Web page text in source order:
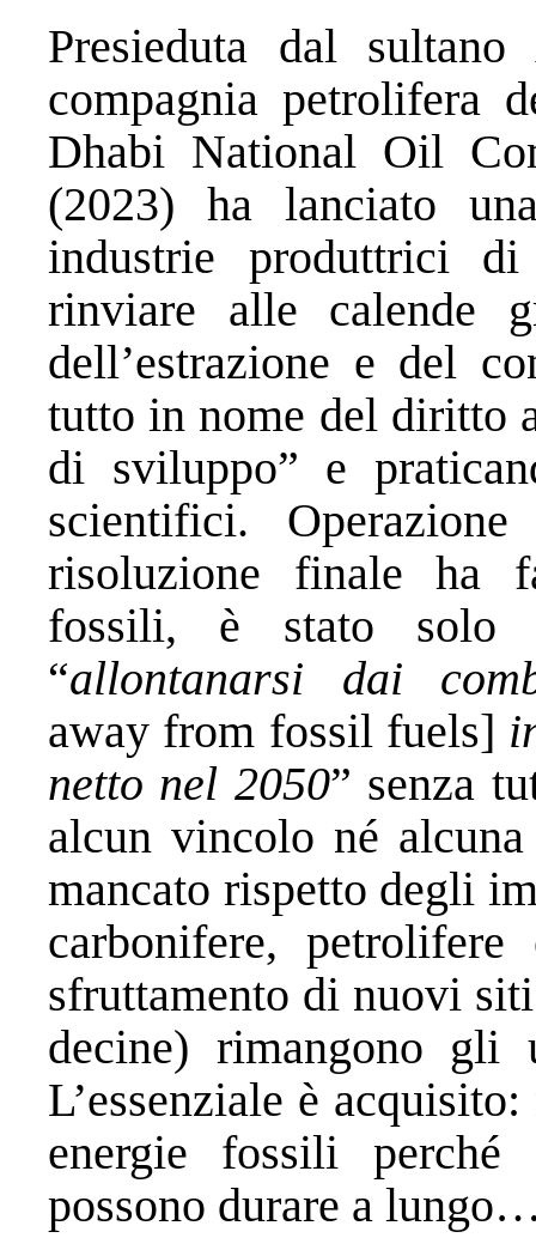
Presieduta dal
compagnia petrolifera
Dhabi National Oil
(2023) ha lanciato
industrie produttrici
rinviare alle calende
dell’estrazione e del
tutto in nome del diritto
di sviluppo” e
scientifici.
risoluzione finale ha
fossili, è stato solo
“allontanarsi dai
away from fossil fuels]
netto nel 2050” senza
alcun vincolo né
mancato rispetto degli
carbonifere,
sfruttamento di nuovi
decine) rimangono
L’essenziale è
energie fossili
possono durare a